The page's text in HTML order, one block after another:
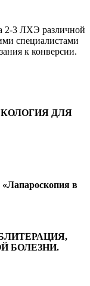
2-3 ЛХЭ различной
специалистами
к конверсии.
ДЛЯ
в
БОЛЕЗНИ.